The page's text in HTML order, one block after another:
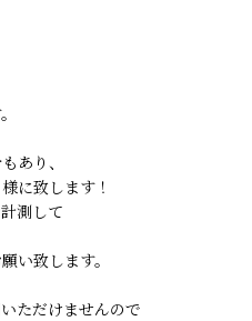
あり、
に致します！
測して
い致します。
ただけませんので